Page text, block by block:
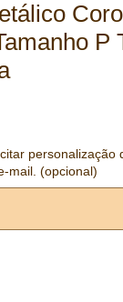
P
personalização
mail. (opcional)